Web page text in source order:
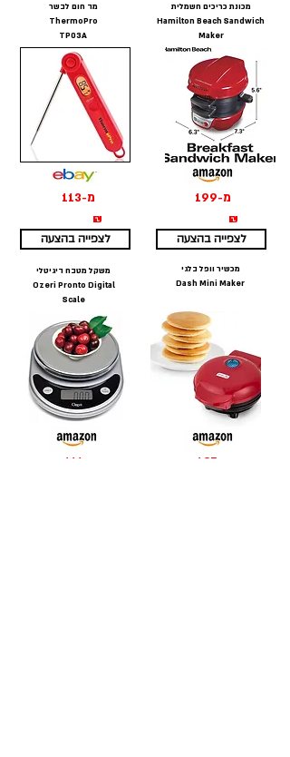
מד חום לבשר
ThermoPro
TP03A
מ-113
₪
לצפייה בהצעה
משקל מטבח דיגיטלי
Ozeri Pronto Digital
Scale
מכונת כריכים חשמלית
Hamilton Beach Sandwich
Maker
מ-199
₪
לצפייה בהצעה
מכשיר וופל בלגי
Dash Mini Maker
מ-107